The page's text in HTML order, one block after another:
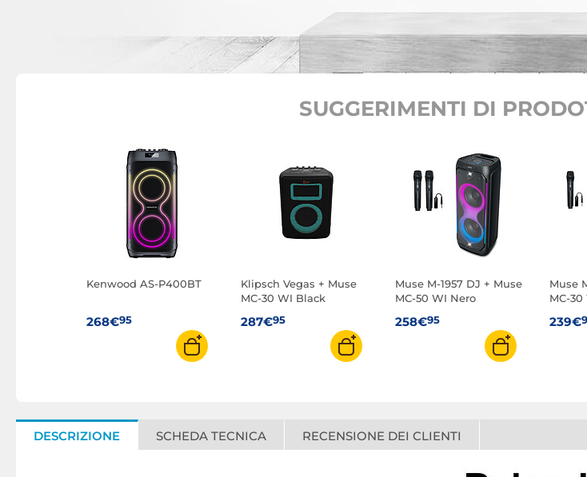
SUGGERIMENTI DI
Kenwood AS-P400BT
268€95
Klipsch Vegas + Muse
MC-30 WI Black
287€95
Muse M-1957 DJ + Muse
MC-50 WI Nero
258€95
Muse
MC-
239€
DESCRIZIONE SCHEDA TECNICA RECENSIONE DEI CLIENTI